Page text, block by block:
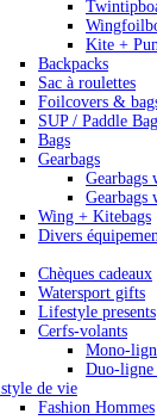
Kite +
Backpacks
Sac à roulettes
Foilcovers &
SUP / Paddle
Bags
Gearbags
Gearbags
Gearbags
Wing + Kitebags
Divers
Chèques cadeaux
Watersport gifts
Lifestyle presents
Cerfs-volants
Mono-
Duo-ligne
de vie
Fashion Hommes